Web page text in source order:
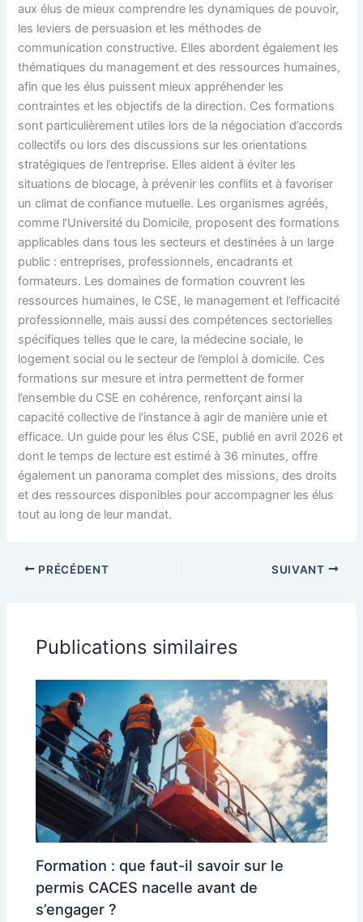
aux élus de mieux comprendre les dynamiques de pouvoir,
les leviers de persuasion et les méthodes de
communication constructive. Elles abordent également les
thématiques du management et des ressources humaines,
afin que les élus puissent mieux appréhender les
contraintes et les objectifs de la direction. Ces formations
sont particulièrement utiles lors de la négociation d’accords
collectifs ou lors des discussions sur les orientations
stratégiques de l’entreprise. Elles aident à éviter les
situations de blocage, à prévenir les conflits et à favoriser
un climat de confiance mutuelle. Les organismes agréés,
comme l’Université du Domicile, proposent des formations
applicables dans tous les secteurs et destinées à un large
public : entreprises, professionnels, encadrants et
formateurs. Les domaines de formation couvrent les
ressources humaines, le CSE, le management et l’efficacité
professionnelle, mais aussi des compétences sectorielles
spécifiques telles que le care, la médecine sociale, le
logement social ou le secteur de l’emploi à domicile. Ces
formations sur mesure et intra permettent de former
l’ensemble du CSE en cohérence, renforçant ainsi la
capacité collective de l’instance à agir de manière unie et
efficace. Un guide pour les élus CSE, publié en avril 2026 et
dont le temps de lecture est estimé à 36 minutes, offre
également un panorama complet des missions, des droits
et des ressources disponibles pour accompagner les élus
tout au long de leur mandat.
PRÉCÉDENT SUIVANT
Publications similaires
Formation : que faut-il savoir sur le
permis CACES nacelle avant de
s’engager ?